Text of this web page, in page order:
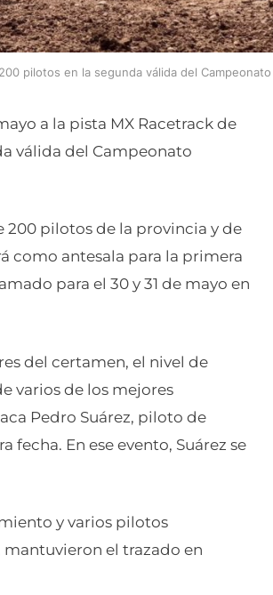
pilotos en la segunda válida del Campeonato
a la pista MX Racetrack de
válida del Campeonato
200 pilotos de la provincia y de
como antesala para la primera
para el 30 y 31 de mayo en
del certamen, el nivel de
varios de los mejores
Pedro Suárez, piloto de
fecha. En ese evento, Suárez se
y varios pilotos
el trazado en